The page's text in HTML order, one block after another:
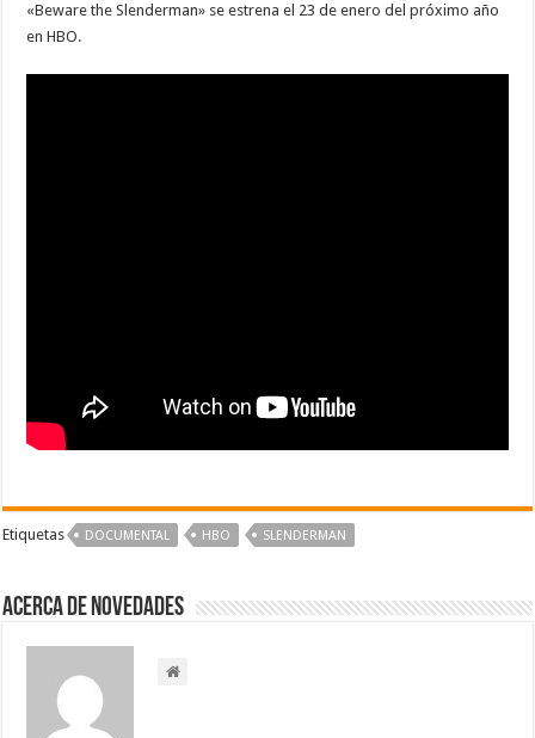
«Beware the Slenderman» se estrena el 23 de enero del próximo año
en HBO.
Etiquetas DOCUMENTAL HBO SLENDERMAN
Acerca de NOVEDADES